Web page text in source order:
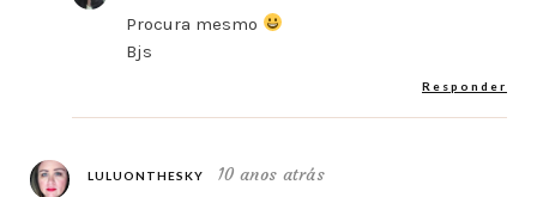
Procura mesmo
Bjs
Responder
LULUONTHESKY
10 anos atrás